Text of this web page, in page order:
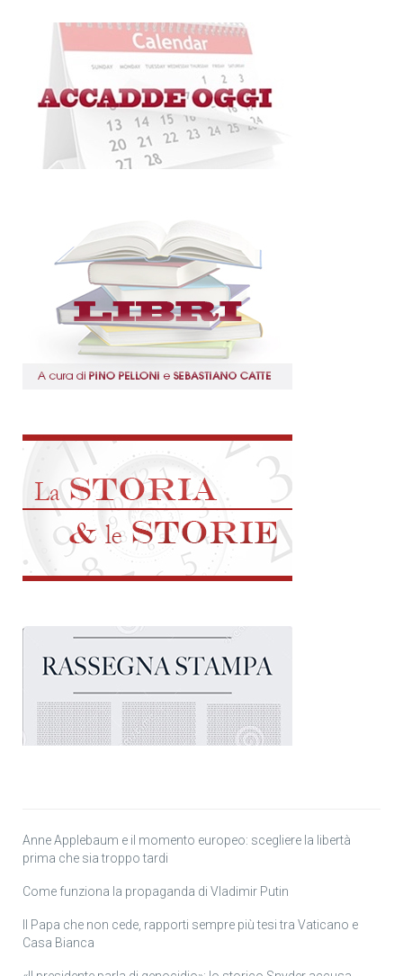
Anne Applebaum e il momento europeo: scegliere la libertà
prima che sia troppo tardi
Come funziona la propaganda di Vladimir Putin
Il Papa che non cede, rapporti sempre più tesi tra Vaticano e
Casa Bianca